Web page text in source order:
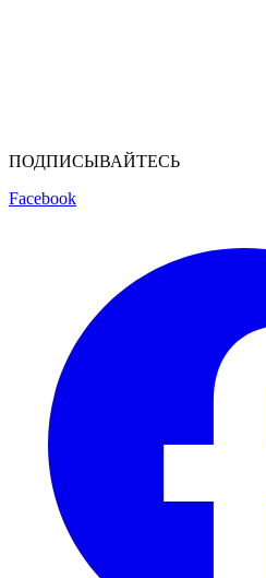
ПОДПИСЫВАЙТЕСЬ
Facebook